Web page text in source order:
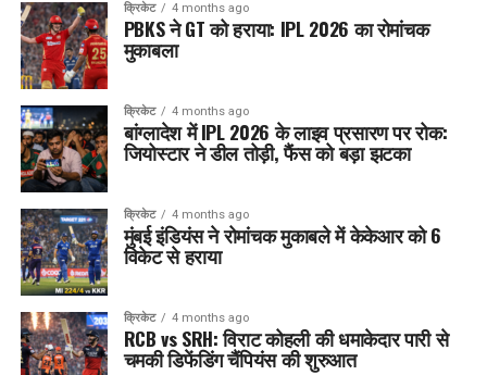
क्रिकेट 4 months ago
PBKS ने GT को हराया: IPL 2026 का रोमांचक
मुकाबला
क्रिकेट 4 months ago
बांग्लादेश में IPL 2026 के लाइव प्रसारण पर रोक:
जियोस्टार ने डील तोड़ी, फैंस को बड़ा झटका
क्रिकेट 4 months ago
मुंबई इंडियंस ने रोमांचक मुकाबले में केकेआर को 6
विकेट से हराया
क्रिकेट 4 months ago
RCB vs SRH: विराट कोहली की धमाकेदार पारी से
चमकी डिफेंडिंग चैंपियंस की शुरुआत